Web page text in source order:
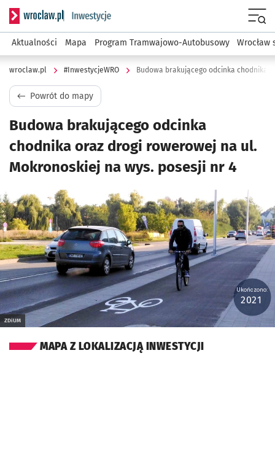
Serwis informacyjny wroclaw.pl podserwis:
Aktualności Mapa Program Tramwajowo-Autobusowy Wrocław
wroclaw.pl #InwestycjeWRO
Powrót do mapy
Budowa brakującego odcinka
chodnika oraz drogi rowerowej na ul.
Mokronoskiej na wys. posesji nr 4
Kliknij, aby powiększyć
ZDiUM
Ukończono:
2021
MAPA Z LOKALIZACJĄ INWESTYCJI